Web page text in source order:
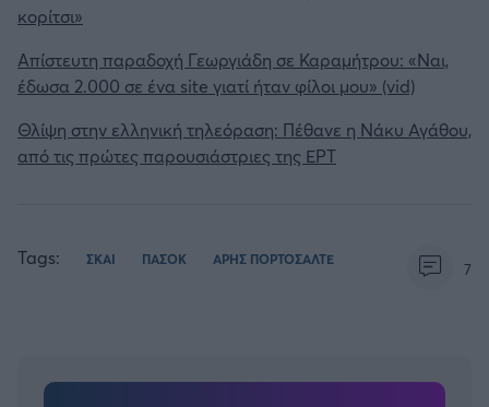
κορίτσι»
Aπίστευτη παραδοχή Γεωργιάδη σε Καραμήτρου: «Ναι,
έδωσα 2.000 σε ένα site γιατί ήταν φίλοι μου» (vid)
Θλίψη στην ελληνική τηλεόραση: Πέθανε η Νάκυ Αγάθου,
από τις πρώτες παρουσιάστριες της ΕΡΤ
Tags: ΣΚΑΙ ΠΑΣΟΚ ΑΡΗΣ ΠΟΡΤΟΣΑΛΤΕ 7